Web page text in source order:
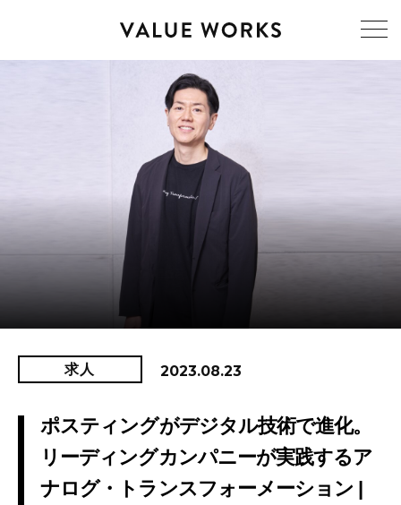
求人 2023.08.23
ポスティングがデジタル技術で進化。
リーディングカンパニーが実践するア
ナログ・トランスフォーメーション |